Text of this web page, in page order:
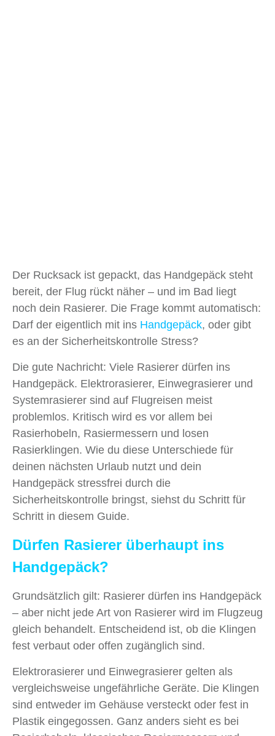
Der Rucksack ist gepackt, das Handgepäck steht
bereit, der Flug rückt näher – und im Bad liegt
noch dein Rasierer. Die Frage kommt automatisch:
Darf der eigentlich mit ins Handgepäck, oder gibt
es an der Sicherheitskontrolle Stress?
Die gute Nachricht: Viele Rasierer dürfen ins
Handgepäck. Elektrorasierer, Einwegrasierer und
Systemrasierer sind auf Flugreisen meist
problemlos. Kritisch wird es vor allem bei
Rasierhobeln, Rasiermessern und losen
Rasierklingen. Wie du diese Unterschiede für
deinen nächsten Urlaub nutzt und dein
Handgepäck stressfrei durch die
Sicherheitskontrolle bringst, siehst du Schritt für
Schritt in diesem Guide.
Dürfen Rasierer überhaupt ins
Handgepäck?
Grundsätzlich gilt: Rasierer dürfen ins Handgepäck
– aber nicht jede Art von Rasierer wird im Flugzeug
gleich behandelt. Entscheidend ist, ob die Klingen
fest verbaut oder offen zugänglich sind.
Elektrorasierer und Einwegrasierer gelten als
vergleichsweise ungefährliche Geräte. Die Klingen
sind entweder im Gehäuse versteckt oder fest in
Plastik eingegossen. Ganz anders sieht es bei